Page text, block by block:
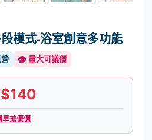
段模式-浴室創意多功能
量大可議價
單搶優價